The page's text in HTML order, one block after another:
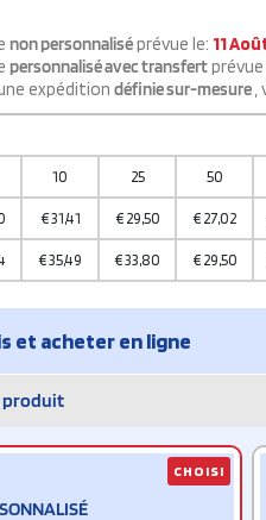
non personnaliséprévue le: 11
personnalisé avec transfertprévue
expédition définie sur-mesure,
10 25 50
€31,41 € 29,50 € 27,02
€35,49 €33,80 € 29,50
et acheter en ligne
produit
CHOISI